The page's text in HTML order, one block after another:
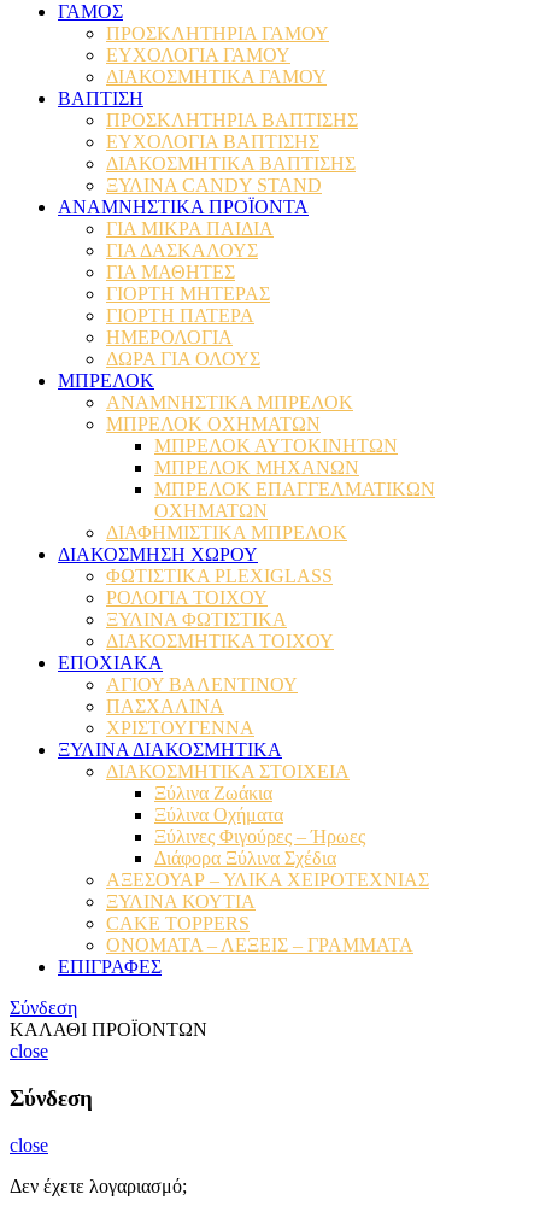
ΓΑΜΟΣ
ΠΡΟΣΚΛΗΤΗΡΙΑ ΓΑΜΟΥ
ΕΥΧΟΛΟΓΙΑ ΓΑΜΟΥ
ΔΙΑΚΟΣΜΗΤΙΚΑ ΓΑΜΟΥ
ΒΑΠΤΙΣΗ
ΠΡΟΣΚΛΗΤΗΡΙΑ ΒΑΠΤΙΣΗΣ
ΕΥΧΟΛΟΓΙΑ ΒΑΠΤΙΣΗΣ
ΔΙΑΚΟΣΜΗΤΙΚΑ ΒΑΠΤΙΣΗΣ
ΞΥΛΙΝΑ CANDY STAND
ΑΝΑΜΝΗΣΤΙΚΑ ΠΡΟΪΟΝΤΑ
ΓΙΑ ΜΙΚΡΑ ΠΑΙΔΙΑ
ΓΙΑ ΔΑΣΚΑΛΟΥΣ
ΓΙΑ ΜΑΘΗΤΕΣ
ΓΙΟΡΤΗ ΜΗΤΕΡΑΣ
ΓΙΟΡΤΗ ΠΑΤΕΡΑ
ΗΜΕΡΟΛΟΓΙΑ
ΔΩΡΑ ΓΙΑ ΟΛΟΥΣ
ΜΠΡΕΛΟΚ
ΑΝΑΜΝΗΣΤΙΚΑ ΜΠΡΕΛΟΚ
ΜΠΡΕΛΟΚ ΟΧΗΜΑΤΩΝ
ΜΠΡΕΛΟΚ ΑΥΤΟΚΙΝΗΤΩΝ
ΜΠΡΕΛΟΚ ΜΗΧΑΝΩΝ
ΜΠΡΕΛΟΚ ΕΠΑΓΓΕΛΜΑΤΙΚΩΝ
ΟΧΗΜΑΤΩΝ
ΔΙΑΦΗΜΙΣΤΙΚΑ ΜΠΡΕΛΟΚ
ΔΙΑΚΟΣΜΗΣΗ ΧΩΡΟΥ
ΦΩΤΙΣΤΙΚΑ PLEXIGLASS
ΡΟΛΟΓΙΑ ΤΟΙΧΟΥ
ΞΥΛΙΝΑ ΦΩΤΙΣΤΙΚΑ
ΔΙΑΚΟΣΜΗΤΙΚΑ ΤΟΙΧΟΥ
ΕΠΟΧΙΑΚΑ
ΑΓΙΟΥ ΒΑΛΕΝΤΙΝΟΥ
ΠΑΣΧΑΛΙΝΑ
ΧΡΙΣΤΟΥΓΕΝΝΑ
ΞΥΛΙΝΑ ΔΙΑΚΟΣΜΗΤΙΚΑ
ΔΙΑΚΟΣΜΗΤΙΚΑ ΣΤΟΙΧΕΙΑ
Ξύλινα Ζωάκια
Ξύλινα Οχήματα
Ξύλινες Φιγούρες – Ήρωες
Διάφορα Ξύλινα Σχέδια
ΑΞΕΣΟΥΑΡ – ΥΛΙΚΑ ΧΕΙΡΟΤΕΧΝΙΑΣ
ΞΥΛΙΝΑ ΚΟΥΤΙΑ
CAKE TOPPERS
ΟΝΟΜΑΤΑ – ΛΕΞΕΙΣ – ΓΡΑΜΜΑΤΑ
ΕΠΙΓΡΑΦΕΣ
Σύνδεση
ΚΑΛΑΘΙ ΠΡΟΪΟΝΤΩΝ
close
Σύνδεση
close
Δεν έχετε λογαριασμό;